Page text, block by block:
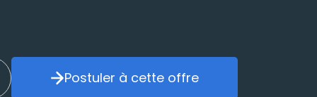
mon alerte Postuler à cette offre
Postuler à cette offre